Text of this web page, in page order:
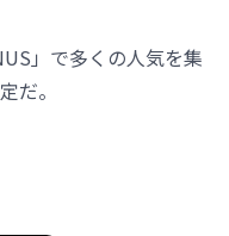
」で多くの人気を集
だ。